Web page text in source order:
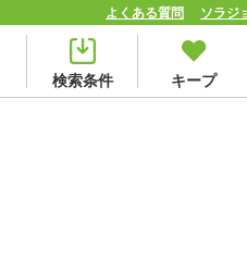
よくある質問 ソラジ
検索条件 キープ